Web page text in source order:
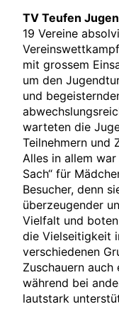
TV Teufen
19 Vereine
mit grossem
um den
und
warteten die
Teilnehmern und
Alles in allem
Sach“ für
Besucher, denn
überzeugender
Vielfalt und
die Vielseitigkeit
verschiedenen
Zuschauern
während bei
lautstark